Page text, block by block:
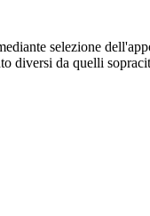
selezione
diversi da quelli